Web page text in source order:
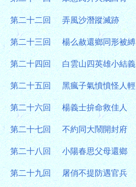
第二十二回 弄風沙潛蹤滅跡
第二十三回 楊么赦還鄉同形被縛
第二十四回 白雲山四英雄小結義
第二十五回 黑瘋子氣憤憤怪人輕
第二十六回 楊義士拚命救佳人
第二十七回 不約同大鬧開封府
第二十八回 小陽春思父母還鄉
第二十九回 屠俏不提防遇官兵